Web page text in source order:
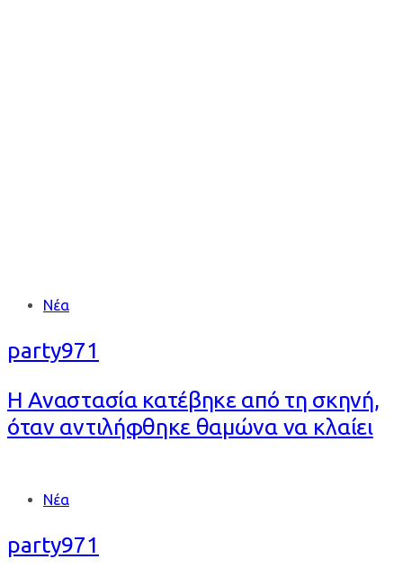
Tags Νέα
party971
Η Αναστασία κατέβηκε από τη σκηνή,
όταν αντιλήφθηκε θαμώνα να κλαίει
Tags Νέα
party971